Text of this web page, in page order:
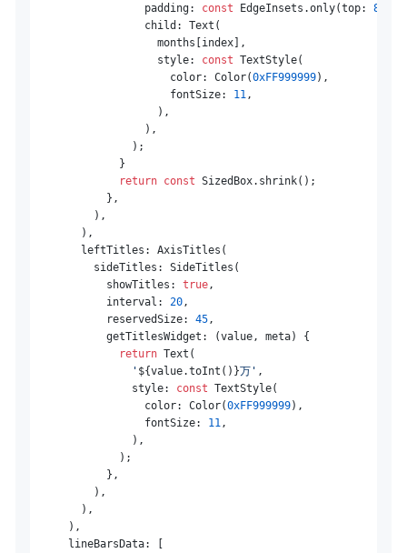
                  padding:
const EdgeInsets.only(top: 8
                  child: Text(
                    months[index],
                    style:
const TextStyle(
                      color: Color(
0xFF999999),
                      fontSize:
11,
                    ),
                  ),
                );
              }
return const SizedBox.shrink();
            },
          ),
        ),
        leftTitles: AxisTitles(
          sideTitles: SideTitles(
            showTitles:
true,
            interval:
20,
            reservedSize:
45,
            getTitlesWidget: (value, meta) {
return Text(
' ${value.toInt()}万' ,
                style:
const TextStyle(
                  color: Color(
0xFF999999),
                  fontSize:
11,
                ),
              );
            },
          ),
        ),
      ),
      lineBarsData: [